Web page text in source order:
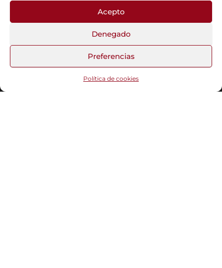
Acepto
Denegado
Preferencias
Política de cookies
Fotos del Blog
Funciona gracias aWordPress |Tema:Head Blog